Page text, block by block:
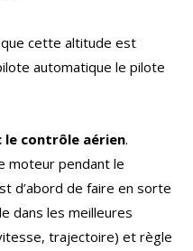
cette altitude est
automatique le pilote
le contrôle aérien.
moteur pendant le
d’abord de faire en sorte
dans les meilleures
trajectoire) et règle